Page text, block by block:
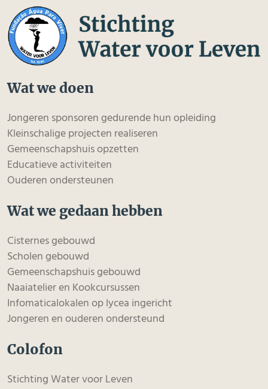
Wat we doen
Jongeren sponsoren gedurende hun opleiding
Kleinschalige projecten realiseren
Gemeenschapshuis opzetten
Educatieve activiteiten
Ouderen ondersteunen
Wat we gedaan hebben
Cisternes gebouwd
Scholen gebouwd
Gemeenschapshuis gebouwd
Naaiatelier en Kookcursussen
Infomaticalokalen op lycea ingericht
Jongeren en ouderen ondersteund
Colofon
Stichting Water voor Leven